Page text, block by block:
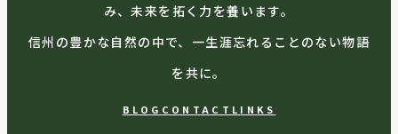
み、未来を拓く力を養います。
信州の豊かな自然の中で、一生涯忘れることのない物語
を共に。
BLOG CONTACT LINKS